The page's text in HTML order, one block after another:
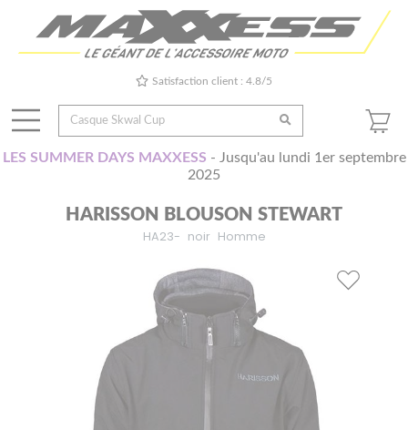
Satisfaction client : 4.8/5
LES SUMMER DAYS MAXXESS - Jusqu'au lundi 1er septembre
2025
HARISSON BLOUSON STEWART
HA23- noir Homme